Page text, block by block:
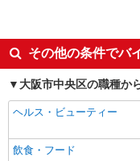
入社日応相談
未経験歓迎
主婦・主夫歓迎
ミドル（40代～）活躍中
その他の条件でバ
大阪市中央区の職種か
ヘルス・ビューティー
飲食・フード